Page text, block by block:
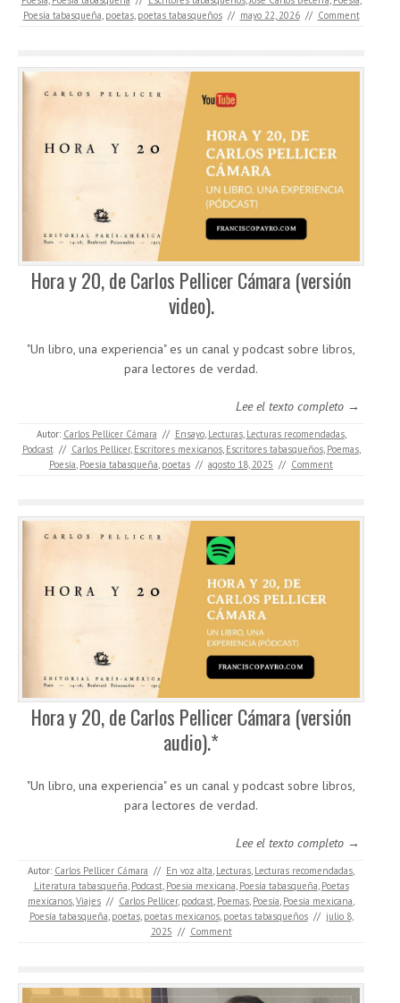
Poesía tabasqueña poetas, poetas tabasqueños // mayo 22, 2026 // Comment
Hora y 20, de Carlos Pellicer Cámara (versión
video).
"Un libro, una experiencia" es un canal y podcast sobre libros,
para lectores de verdad.
Lee el texto completo →
Autor: Carlos Pellicer Cámara // Ensayo, Lecturas, Lecturas recomendadas,
Podcast // Carlos Pellicer, Escritores mexicanos, Escritores tabasqueños, Poemas,
Poesía, Poesía tabasqueña, poetas // agosto 18, 2025 // Comment
Hora y 20, de Carlos Pellicer Cámara (versión
audio).*
"Un libro, una experiencia" es un canal y podcast sobre libros,
para lectores de verdad.
Lee el texto completo →
Autor: Carlos Pellicer Cámara // En voz alta, Lecturas, Lecturas recomendadas,
Literatura tabasqueña, Podcast, Poesía mexicana, Poesía tabasqueña, Poetas
mexicanos,Viajes // Carlos Pellicer, podcast, Poemas, Poesía, Poesía mexicana,
Poesía tabasqueña, poetas, poetas mexicanos, poetas tabasqueños // julio 8,
2025 // Comment